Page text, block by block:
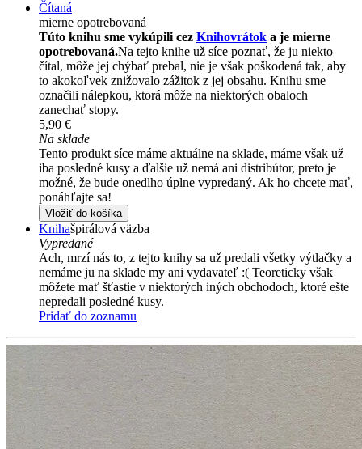
Čítaná
mierne opotrebovaná
Túto knihu sme vykúpili cez Knihovrátok a je mierne
opotrebovaná.Na tejto knihe už síce poznať, že ju niekto
čítal, môže jej chýbať prebal, nie je však poškodená tak, aby
to akokoľvek znižovalo zážitok z jej obsahu. Knihu sme
označili nálepkou, ktorá môže na niektorých obaloch
zanechať stopy.
5,90 €
Na sklade
Tento produkt síce máme aktuálne na sklade, máme však už
iba posledné kusy a ďalšie už nemá ani distribútor, preto je
možné, že bude onedlho úplne vypredaný. Ak ho chcete mať,
ponáhľajte sa!
Vložiť do košíka
Knihašpirálová väzba
Vypredané
Ach, mrzí nás to, z tejto knihy sa už predali všetky výtlačky a
nemáme ju na sklade my ani vydavateľ :( Teoreticky však
môžete mať šťastie v niektorých iných obchodoch, ktoré ešte
nepredali posledné kusy.
Pridať do zoznamu